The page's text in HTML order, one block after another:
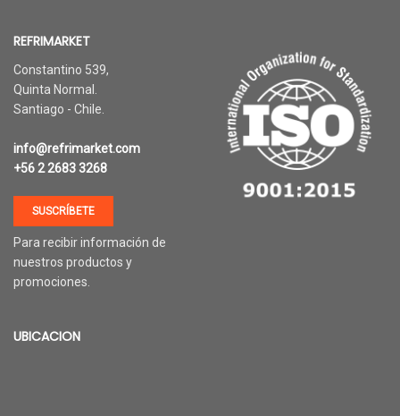
REFRIMARKET
Constantino 539,
Quinta Normal.
Santiago - Chile.
info@refrimarket.com
+56 2 2683 3268
SUSCRÍBETE
Para recibir información de
nuestros productos y
promociones.
UBICACION